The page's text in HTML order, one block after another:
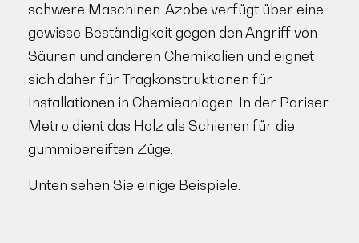
schwere Maschinen. Azobe verfügt über eine
gewisse Beständigkeit gegen den Angriff von
Säuren und anderen Chemikalien und eignet
sich daher für Tragkonstruktionen für
Installationen in Chemieanlagen. In der Pariser
Metro dient das Holz als Schienen für die
gummibereiften Züge.
Unten sehen Sie einige Beispiele.